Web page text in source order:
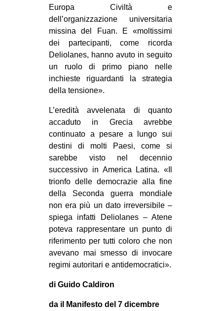
Europa Civiltà e
dell’organizzazione universitaria
missina del Fuan. E «moltissimi
dei partecipanti, come ricorda
Deliolanes, hanno avuto in seguito
un ruolo di primo piano nelle
inchieste riguardanti la strategia
della tensione».
L’eredità avvelenata di quanto
accaduto in Grecia avrebbe
continuato a pesare a lungo sui
destini di molti Paesi, come si
sarebbe visto nel decennio
successivo in America Latina. «Il
trionfo delle democrazie alla fine
della Seconda guerra mondiale
non era più un dato irreversibile –
spiega infatti Deliolanes – Atene
poteva rappresentare un punto di
riferimento per tutti coloro che non
avevano mai smesso di invocare
regimi autoritari e antidemocratici».
di Guido Caldiron
da il Manifesto del 7 dicembre